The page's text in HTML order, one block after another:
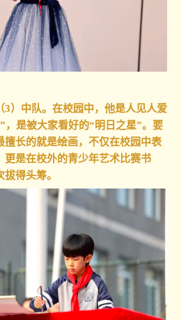
3）中队。在校园中，他是人见人爱
，是被大家看好的“明日之星”。要
擅长的就是绘画，不仅在校园中表
更是在校外的青少年艺术比赛书
得头筹。